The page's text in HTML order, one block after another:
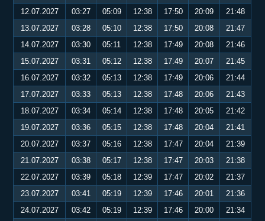
12.07.2027
03:27 05:09 12:38 17:50 20:09
21:48
13.07.2027
03:28 05:10 12:38 17:50 20:08
21:47
14.07.2027
03:30 05:11 12:38 17:49 20:08
21:46
15.07.2027
03:31 05:12 12:38 17:49 20:07
21:45
16.07.2027
03:32 05:13 12:38 17:49 20:06
21:44
17.07.2027
03:33 05:13 12:38 17:48 20:06
21:43
18.07.2027
03:34 05:14 12:38 17:48 20:05
21:42
19.07.2027
03:36 05:15 12:38 17:48 20:04
21:41
20.07.2027
03:37 05:16 12:38 17:47 20:04
21:39
21.07.2027
03:38 05:17 12:38 17:47 20:03
21:38
22.07.2027
03:39 05:18 12:39 17:47 20:02
21:37
23.07.2027
03:41 05:19 12:39 17:46 20:01
21:36
24.07.2027
03:42 05:19 12:39 17:46 20:00
21:34